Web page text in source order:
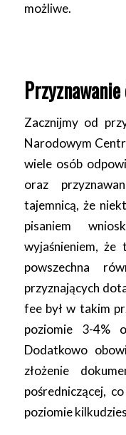
możliwe.
Zacznijmy od
Narodowym
wiele osób
oraz
tajemnicą, że
pisaniem
wyjaśnieniem,
powszechna
przyznających
fee był w takim
poziomie 3-4%
Dodatkowo
złożenie
pośredniczącej,
poziomie